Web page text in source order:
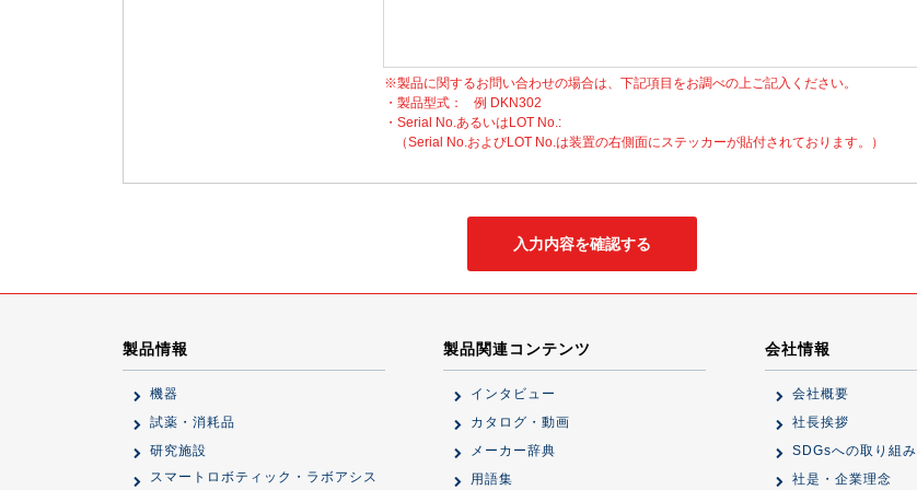
※製品に関するお問い合わせの場合は、下記項目をお調べの上ご記入ください。
・製品型式：
例 DKN302
・Serial No.あるいはLOT No.:
（Serial No.およびLOT No.は装置の右側面にステッカーが貼付されております。）
製品情報
機器
試薬・消耗品
研究施設
スマートロボティック・ラボアシス
製品関連コンテンツ
インタビュー
カタログ・動画
メーカー辞典
用語集
会社情報
会社概要
社長挨拶
SDGsへの取り組み
社是・企業理念